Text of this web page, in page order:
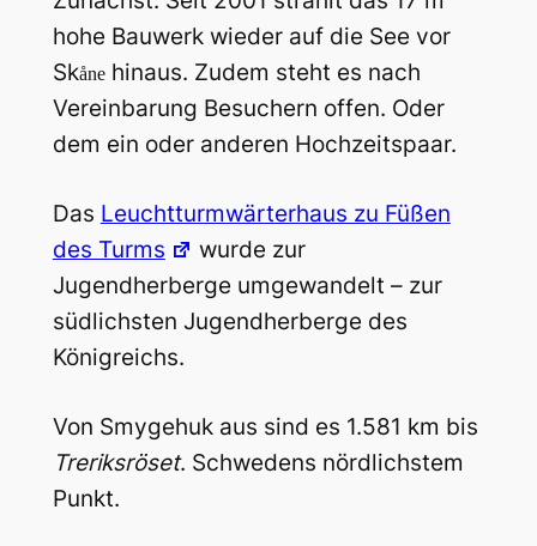
hohe Bauwerk wieder auf die See vor
Skånehinaus. Zudem steht es nach
Vereinbarung Besuchern offen. Oder
dem ein oder anderen Hochzeitspaar.
Das Leuchtturmwärterhaus zu Füßen
des Turms
wurde zur
Jugendherberge umgewandelt – zur
südlichsten Jugendherberge des
Königreichs.
Von Smygehuk aus sind es 1.581 km bis
Treriksröset. Schwedens nördlichstem
Punkt.